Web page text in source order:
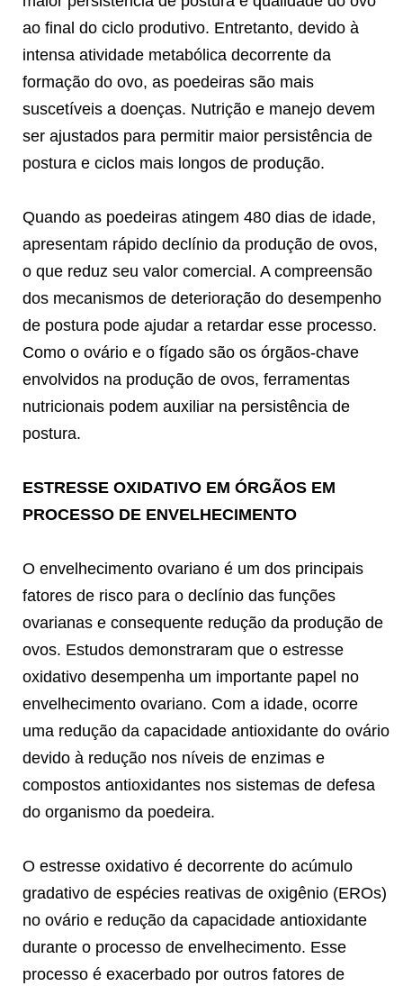
ao final do ciclo produtivo. Entretanto, devido à
intensa atividade metabólica decorrente da
formação do ovo, as poedeiras são mais
suscetíveis a doenças. Nutrição e manejo devem
ser ajustados para permitir maior persistência de
postura e ciclos mais longos de produção.
Quando as poedeiras atingem 480 dias de idade,
apresentam rápido declínio da produção de ovos,
o que reduz seu valor comercial. A compreensão
dos mecanismos de deterioração do desempenho
de postura pode ajudar a retardar esse processo.
Como o ovário e o fígado são os órgãos-chave
envolvidos na produção de ovos, ferramentas
nutricionais podem auxiliar na persistência de
postura.
ESTRESSE OXIDATIVO EM ÓRGÃOS EM
PROCESSO DE ENVELHECIMENTO
O envelhecimento ovariano é um dos principais
fatores de risco para o declínio das funções
ovarianas e consequente redução da produção de
ovos. Estudos demonstraram que o estresse
oxidativo desempenha um importante papel no
envelhecimento ovariano. Com a idade, ocorre
uma redução da capacidade antioxidante do ovário
devido à redução nos níveis de enzimas e
compostos antioxidantes nos sistemas de defesa
do organismo da poedeira.
O estresse oxidativo é decorrente do acúmulo
gradativo de espécies reativas de oxigênio (EROs)
no ovário e redução da capacidade antioxidante
durante o processo de envelhecimento. Esse
processo é exacerbado por outros fatores de